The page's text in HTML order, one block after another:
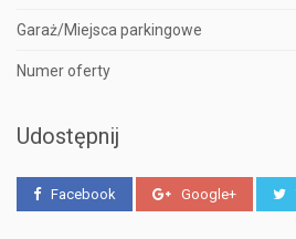
Garaż/Miejsca parkingowe
Numer oferty
Udostępnij
Facebook Google+